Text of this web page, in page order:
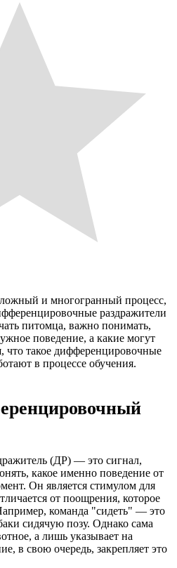
и многогранный процесс,
раздражители
питомца, важно понимать,
поведение, а какие могут
что такое дифференцировочные
в процессе обучения.
(ДР) — это сигнал,
какое именно поведение от
Он является стимулом для
от поощрения, которое
команда "сидеть" — это
сидячую позу. Однако сама
а лишь указывает на
в свою очередь, закрепляет это